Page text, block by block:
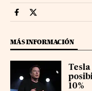
Opinion Cinco Días
Opinion Cinco
MÁS INFORMACIÓN
10%